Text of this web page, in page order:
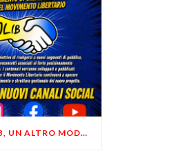
ARRIVA MOLIB, UN ALTRO MODO DI COMUNICARE LIBERTARIO